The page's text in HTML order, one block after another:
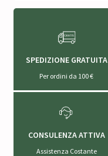
SPEDIZIONE GRATUITA
Per ordini da 100 €
CONSULENZA ATTIVA
Assistenza Costante